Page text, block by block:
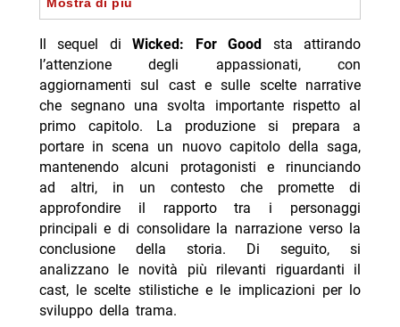
- cast principale del sequel
- informazioni tecniche e data d’uscita
-- Scopri di più da Jump the shark
-- RispondiAnnulla risposta
- Ascolti TV 7 agosto 2026 Tim Summer Hits batte
L’Erede
- A 007 Dalla Russia con amore stasera su La7
- Smokin’ Aces stasera su 20 Mediaset 8 agosto
trama cast
- Per qualche dollaro in più stasera Rai 3: trama e
cast
Il sequel diWicked: For Good sta attirando
l’attenzione degli appassionati, con
aggiornamenti sul cast e sulle scelte narrative
che segnano una svolta importante rispetto al
primo capitolo. La produzione si prepara a
portare in scena un nuovo capitolo della saga,
mantenendo alcuni protagonisti e rinunciando
ad altri, in un contesto che promette di
approfondire il rapporto tra i personaggi
principali e di consolidare la narrazione verso la
conclusione della storia. Di seguito, si
analizzano le novità più rilevanti riguardanti il
cast, le scelte stilistiche e le implicazioni per lo
sviluppo della trama.